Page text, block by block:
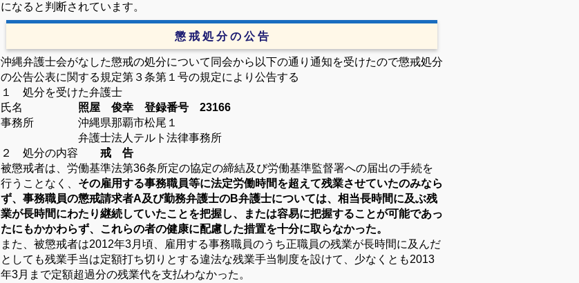
になると判断されています。
懲 戒 処 分 の 公 告
沖縄弁護士会がなした懲戒の処分について同会から以下の通り通知を受けたので懲戒処分
の公告公表に関する規定第３条第１号の規定により公告する
１ 処分を受けた弁護士
氏名
照屋 俊幸 登録番号 23166
事務所 沖縄県那覇市松尾１
弁護士法人テルト法律事務所
２ 処分の内容
戒 告
被懲戒者は、労働基準法第36条所定の協定の締結及び労働基準監督署への届出の手続を
行うことなく、 その雇用する事務職員等に法定労働時間を超えて残業させていたのみなら
ず、事務職員の懲戒請求者A及び勤務弁護士のB弁護士については、相当長時間に及ぶ残
業が長時間にわたり継続していたことを把握し、または容易に把握することが可能であっ
たにもかかわらず、これらの者の健康に配慮した措置を十分に取らなかった。
また、被懲戒者は2012年3月頃、雇用する事務職員のうち正職員の残業が長時間に及んだ
としても残業手当は定額打ち切りとする違法な残業手当制度を設けて、少なくとも2013
年3月まで定額超過分の残業代を支払わなかった。